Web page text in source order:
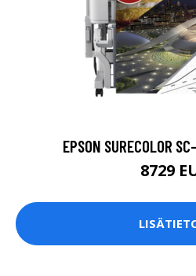
EPSON SURECOLOR
8729